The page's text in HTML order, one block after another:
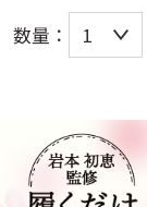
数量：